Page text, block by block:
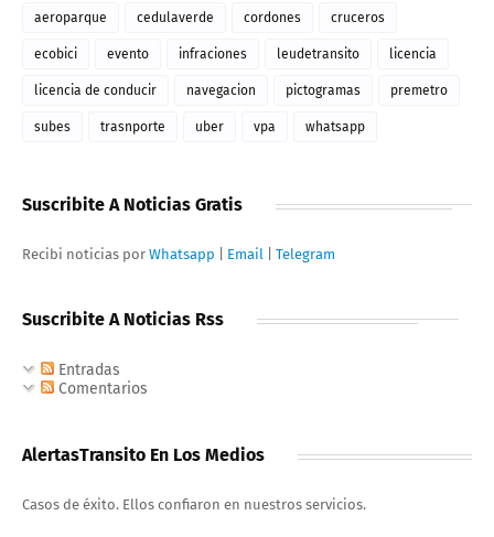
aeroparque cedulaverde cordones cruceros
ecobici evento infraciones leudetransito licencia
licencia de conducir navegacion pictogramas premetro
subes trasnporte uber vpa whatsapp
Suscribite A Noticias Gratis
Recibi noticias por Whatsapp Email Telegram
Suscribite A Noticias Rss
Entradas
Comentarios
AlertasTransito En Los Medios
Casos de éxito. Ellos confiaron en nuestros servicios.